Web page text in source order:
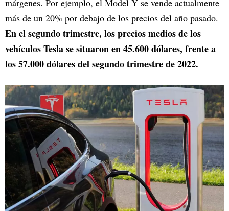
más de un 20% por debajo de los precios del año pasado.
En el segundo trimestre, los precios medios de los
vehículos Tesla se situaron en 45.600 dólares, frente a
los 57.000 dólares del segundo trimestre de 2022.